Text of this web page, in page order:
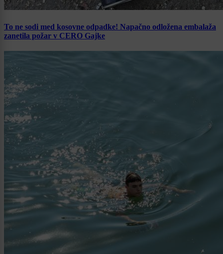
To ne sodi med kosovne odpadke! Napačno odložena embalaža
zanetila požar v CERO Gajke